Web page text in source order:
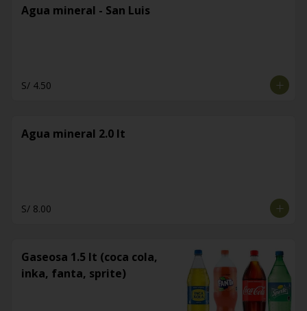
Agua mineral - San Luis
S/ 4.50
Agua mineral 2.0 lt
S/ 8.00
Gaseosa 1.5 lt (coca cola,
inka, fanta, sprite)